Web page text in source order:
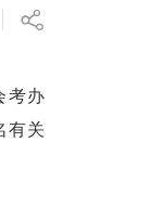
考办
有关